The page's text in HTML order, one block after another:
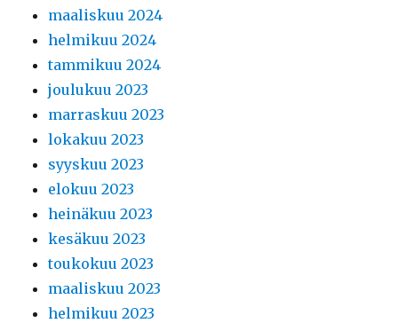
maaliskuu 2024
helmikuu 2024
tammikuu 2024
joulukuu 2023
marraskuu 2023
lokakuu 2023
syyskuu 2023
elokuu 2023
heinäkuu 2023
kesäkuu 2023
toukokuu 2023
maaliskuu 2023
helmikuu 2023